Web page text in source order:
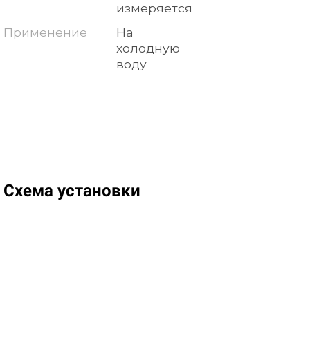
измеряется
Применение
На
холодную
воду
Схема установки